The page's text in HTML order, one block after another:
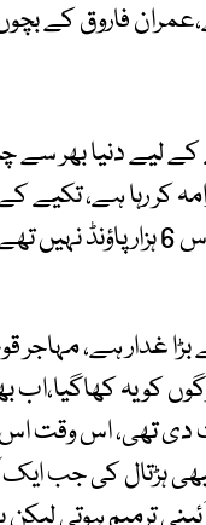
فاروق کے
لیے دنیا بھر سے
لاکھ پاؤنڈ نکلے، آفس سے 6 لاکھ پاؤنڈ
بڑا غدار ہے،
40 سال میں کتنے لوگوں کو یہ
دی تھی، اس وقت